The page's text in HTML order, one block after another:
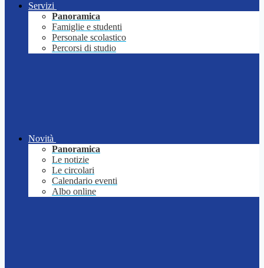
Servizi
Panoramica
Famiglie e studenti
Personale scolastico
Percorsi di studio
Novità
Panoramica
Le notizie
Le circolari
Calendario eventi
Albo online